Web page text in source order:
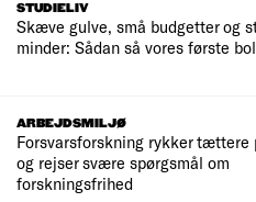
STUDIELIV
Skæve gulve, små budgetter og
minder: Sådan så vores første
ARBEJDSMILJØ
Forsvarsforskning rykker tættere
og rejser svære spørgsmål om
forskningsfrihed